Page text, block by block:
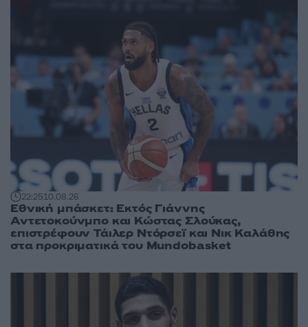
22:2510.08.26
Εθνική μπάσκετ: Εκτός Γιάννης
Αντετοκούνμπο και Κώστας Σλούκας,
επιστρέφουν Τάιλερ Ντόρσεϊ και Νικ Καλάθης
στα προκριματικά του Mundobasket